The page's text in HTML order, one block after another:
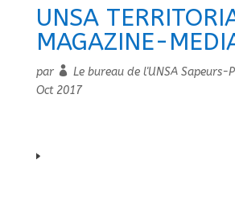
UNSA
MAGAZINE-
par Le bureau de l'UNSA Sapeurs-
Oct 2017